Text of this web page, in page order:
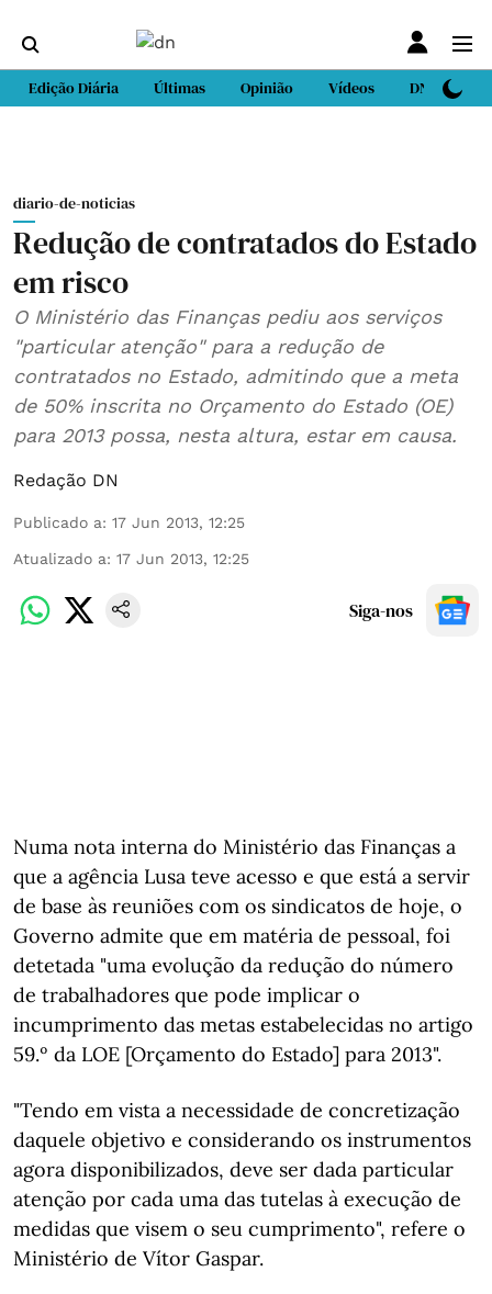
Edição Diária Últimas Opinião Vídeos DN Sport
diario-de-noticias
Redução de contratados do Estado
em risco
O Ministério das Finanças pediu aos serviços
"particular atenção" para a redução de
contratados no Estado, admitindo que a meta
de 50% inscrita no Orçamento do Estado (OE)
para 2013 possa, nesta altura, estar em causa.
Redação DN
Publicado a: 17 Jun 2013, 12:25
Atualizado a: 17 Jun 2013, 12:25
Siga-nos
Numa nota interna do Ministério das Finanças a
que a agência Lusa teve acesso e que está a servir
de base às reuniões com os sindicatos de hoje, o
Governo admite que em matéria de pessoal, foi
detetada "uma evolução da redução do número
de trabalhadores que pode implicar o
incumprimento das metas estabelecidas no artigo
59.º da LOE [Orçamento do Estado] para 2013".
"Tendo em vista a necessidade de concretização
daquele objetivo e considerando os instrumentos
agora disponibilizados, deve ser dada particular
atenção por cada uma das tutelas à execução de
medidas que visem o seu cumprimento", refere o
Ministério de Vítor Gaspar.